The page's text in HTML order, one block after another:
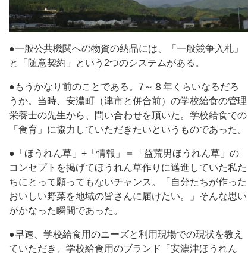
●一般公共機関への物資の納品には、「一般競争入札」
と「随意契約」という2つのシステムがある。
●もうかなり前のことである。7～８年くらいなるだろ
うか。当時、安濃町（津市と併合前）の学校給食の管理
栄養士の先生から、問い合わせを頂いた。学校給食での
「食育」に協力していただきたいというものであった。
●「ほうれん草」+「情報」＝「益荒男ほうれん草」の
コンセプトを掲げてほうれん草作りに邁進していた私た
ちにとって願ってもないチャンス。「自分たちが作った
おいしい野菜を地域の皆さんに届けたい。」そんな思い
がかなった瞬間であった。
●早速、学校給食用のニーズと利用現場での現状を教え
ていただき、学校給食用のブランド「安濃津ほうれん